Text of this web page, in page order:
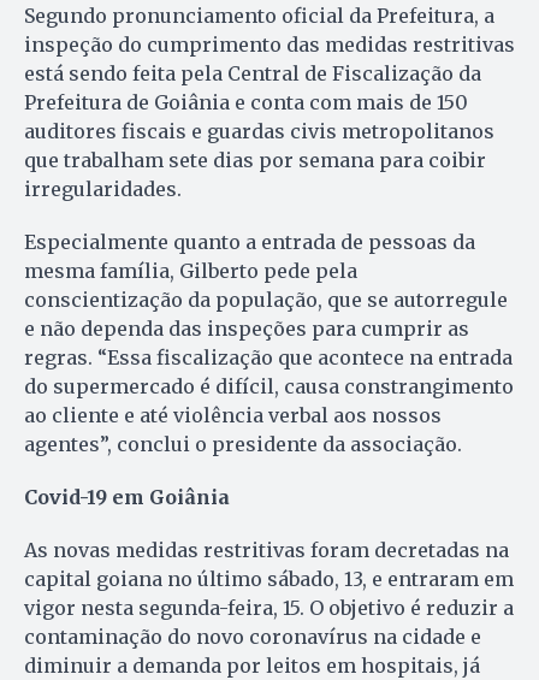
Segundo pronunciamento oficial da Prefeitura, a
inspeção do cumprimento das medidas restritivas
está sendo feita pela Central de Fiscalização da
Prefeitura de Goiânia e conta com mais de 150
auditores fiscais e guardas civis metropolitanos
que trabalham sete dias por semana para coibir
irregularidades.
Especialmente quanto a entrada de pessoas da
mesma família, Gilberto pede pela
conscientização da população, que se autorregule
e não dependa das inspeções para cumprir as
regras. “Essa fiscalização que acontece na entrada
do supermercado é difícil, causa constrangimento
ao cliente e até violência verbal aos nossos
agentes”, conclui o presidente da associação.
Covid-19 em Goiânia
As novas medidas restritivas foram decretadas na
capital goiana no último sábado, 13, e entraram em
vigor nesta segunda-feira, 15. O objetivo é reduzir a
contaminação do novo coronavírus na cidade e
diminuir a demanda por leitos em hospitais, já